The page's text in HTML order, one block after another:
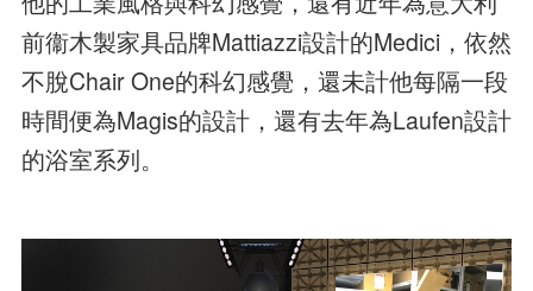
前衞木製家具品牌Mattiazzi設計的Medici，依然
不脫Chair One的科幻感覺，還未計他每隔一段
時間便為Magis的設計，還有去年為Laufen設計
的浴室系列。